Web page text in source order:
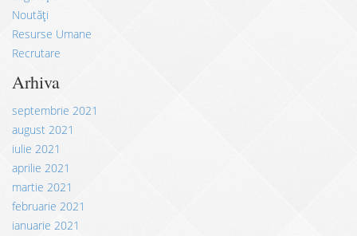
Noutăți
Resurse Umane
Recrutare
Arhiva
septembrie 2021
august 2021
iulie 2021
aprilie 2021
martie 2021
februarie 2021
ianuarie 2021